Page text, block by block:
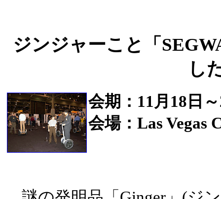
ジンジャーこと「
し
会期：11月18日
会場：Las Vegas